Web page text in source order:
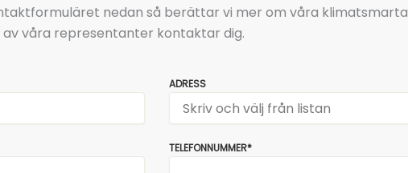
nedan så berättar vi mer om våra klimatsmarta
av våra representanter kontaktar dig.
ADRESS
TELEFONNUMMER*